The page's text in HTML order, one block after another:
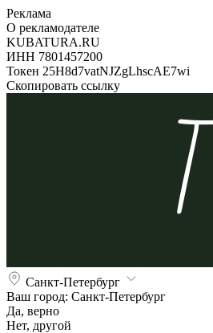
Реклама
О рекламодателе
KUBATURA.RU
ИНН 7801457200
Токен 25H8d7vatNJZgLhscAE7wi
Скопировать ссылку
Санкт-Петербург
Ваш город: Санкт-Петербург
Да, верно
Нет, другой